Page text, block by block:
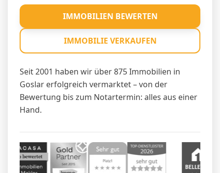
Seit 2001 haben wir über 875 Immobilien in
Goslar erfolgreich vermarktet – von der
Bewertung bis zum Notartermin: alles aus einer
Hand.
IMMOBILIEN BEWERTEN
IMMOBILIE VERKAUFEN